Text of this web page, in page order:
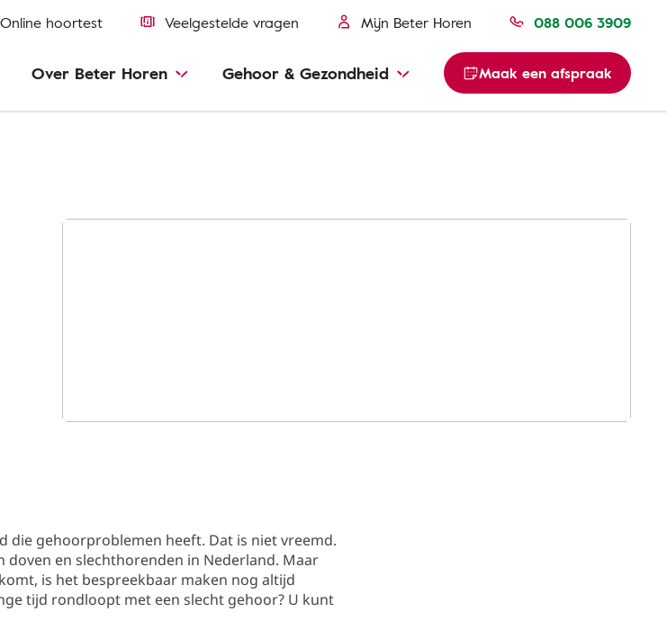
Online hoortest Veelgestelde vragen Mijn Beter Horen 088 006 3909
Over Beter Horen Gehoor & Gezondheid Maak een afspraak
die gehoorproblemen heeft. Dat is niet vreemd.
doven en slechthorenden in Nederland. Maar
is het bespreekbaar maken nog altijd
tijd rondloopt met een slecht gehoor? U kunt